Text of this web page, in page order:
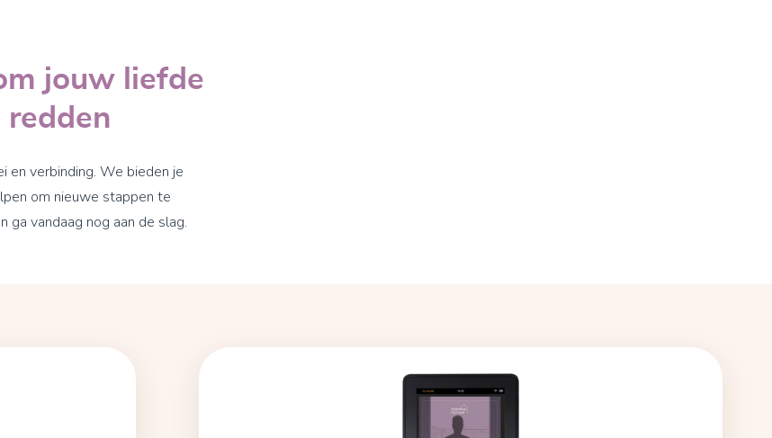
jouw liefde
redden
en verbinding. We bieden je
om nieuwe stappen te
vandaag nog aan de slag.